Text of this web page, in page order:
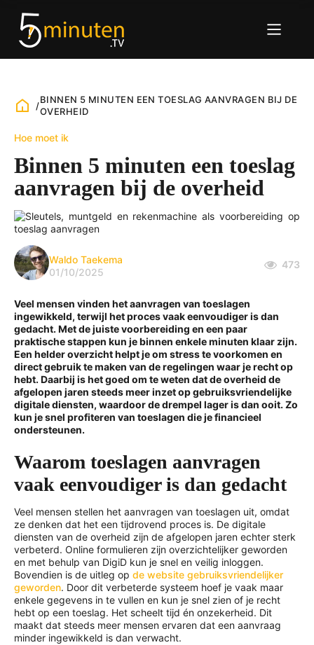
/
BINNEN 5 MINUTEN EEN TOESLAG AANVRAGEN BIJ DE
OVERHEID
Hoe moet ik
Binnen 5 minuten een toeslag
aanvragen bij de overheid
Waldo Taekema
01/10/2025
473
Veel mensen vinden het aanvragen van toeslagen
ingewikkeld, terwijl het proces vaak eenvoudiger is dan
gedacht. Met de juiste voorbereiding en een paar
praktische stappen kun je binnen enkele minuten klaar zijn.
Een helder overzicht helpt je om stress te voorkomen en
direct gebruik te maken van de regelingen waar je recht op
hebt. Daarbij is het goed om te weten dat de overheid de
afgelopen jaren steeds meer inzet op gebruiksvriendelijke
digitale diensten, waardoor de drempel lager is dan ooit. Zo
kun je snel profiteren van toeslagen die je financieel
ondersteunen.
Waarom toeslagen aanvragen
vaak eenvoudiger is dan gedacht
Veel mensen stellen het aanvragen van toeslagen uit, omdat
ze denken dat het een tijdrovend proces is. De digitale
diensten van de overheid zijn de afgelopen jaren echter sterk
verbeterd. Online formulieren zijn overzichtelijker geworden
en met behulp van DigiD kun je snel en veilig inloggen.
Bovendien is de uitleg op de website gebruiksvriendelijker
geworden. Door dit verbeterde systeem hoef je vaak maar
enkele gegevens in te vullen en kun je snel zien of je recht
hebt op een toeslag. Het scheelt tijd én onzekerheid. Dit
maakt dat steeds meer mensen ervaren dat een aanvraag
minder ingewikkeld is dan verwacht.